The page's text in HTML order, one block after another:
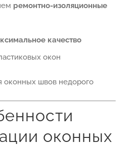
ремонтно-изоляционные
качество
окон
оконных